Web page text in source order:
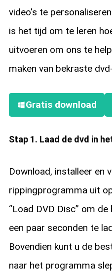
video's te
is het tijd om te leren
uitvoeren om ons te
maken van bekraste
Gratis download
Stap 1. Laad de dvd in
Download, installeer en
rippingprogramma uit
“Load DVD Disc” om
een paar seconden te
Bovendien kunt u de
naar het programma